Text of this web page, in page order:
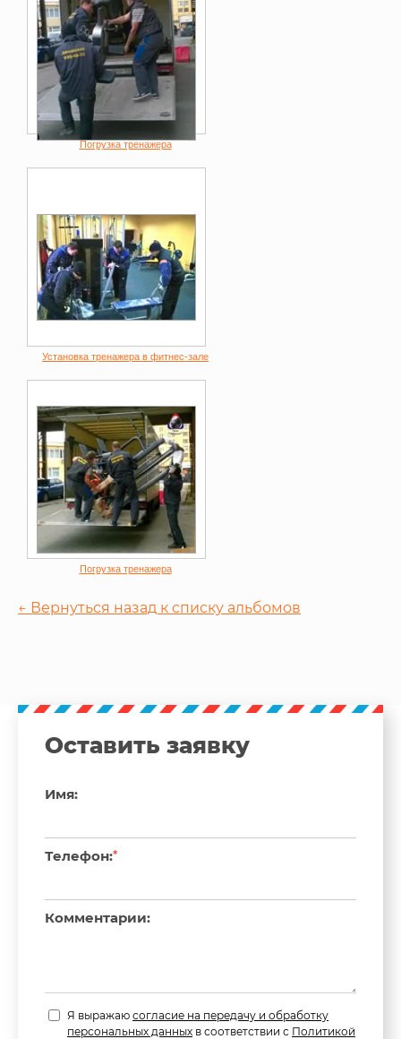
Погрузка тренажера
Установка тренажера в фитнес-зале
Погрузка тренажера
← Вернуться назад к списку альбомов
Оставить заявку
Имя:
Телефон:*
Комментарии:
Я выражаю согласие на передачу и обработку
персональных данных в соответствии с Политикой